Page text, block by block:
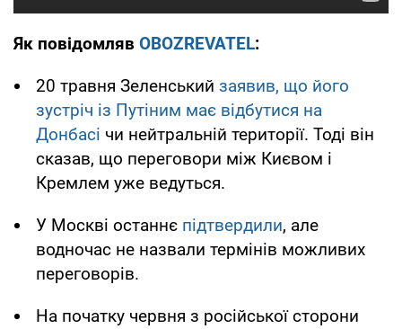
Як повідомляв OBOZREVATEL:
20 травня Зеленський заявив, що його
зустріч із Путіним має відбутися на
Донбасі чи нейтральній території. Тоді він
сказав, що переговори між Києвом і
Кремлем уже ведуться.
У Москві останнє підтвердили, але
водночас не назвали термінів можливих
переговорів.
На початку червня з російської сторони